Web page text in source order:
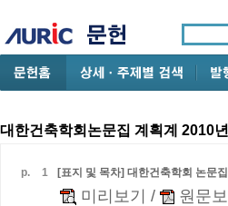
대한건축학회논문집 계획계 2010
p. 1 [표지 및 목차] 대한건축학회 논문
미리보기 / 원문보